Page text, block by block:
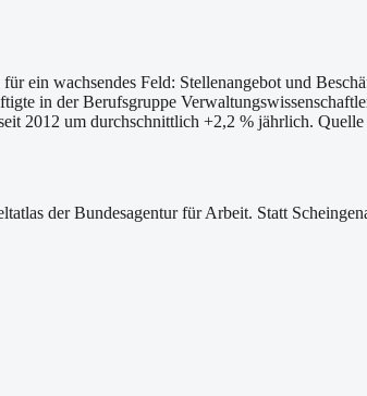
ein wachsendes Feld: Stellenangebot und
in der Berufsgruppe
2012 um durchschnittlich +2,2 % jährlich.
der Bundesagentur für Arbeit. Statt